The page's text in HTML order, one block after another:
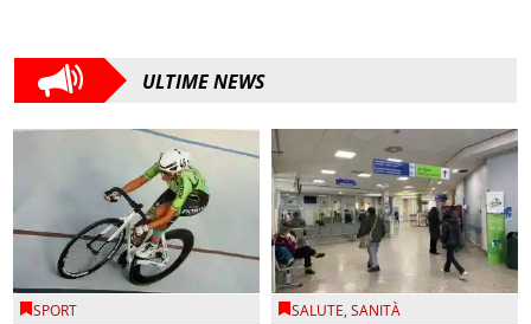
ULTIME NEWS
SPORT SALUTE,SANITÀ